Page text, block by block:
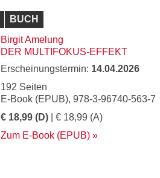
BUCH
Birgit Amelung
DER MULTIFOKUS-EFFEKT
Erscheinungstermin: 14.04.2026
192 Seiten
E-Book (EPUB), 978-3-96740-563-7
€ 18,99 (D) | € 18,99 (A)
Zum E-Book (EPUB)